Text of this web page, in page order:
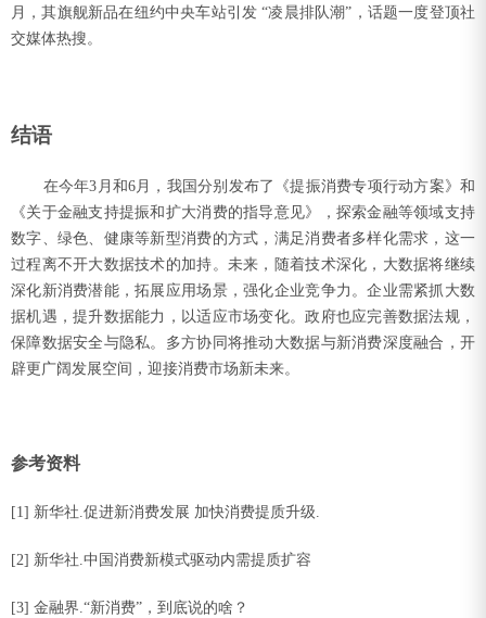
月，其旗舰新品在纽约中央车站引发 “凌晨排队潮”，话题一度登顶社
交媒体热搜。
结语
在今年3月和6月，我国分别发布了《提振消费专项行动方案》和
《关于金融支持提振和扩大消费的指导意见》，探索金融等领域支持
数字、绿色、健康等新型消费的方式，满足消费者多样化需求，这一
过程离不开大数据技术的加持。未来，随着技术深化，大数据将继续
深化新消费潜能，拓展应用场景，强化企业竞争力。企业需紧抓大数
据机遇，提升数据能力，以适应市场变化。政府也应完善数据法规，
保障数据安全与隐私。多方协同将推动大数据与新消费深度融合，开
辟更广阔发展空间，迎接消费市场新未来。
参考资料
[1] 新华社.促进新消费发展 加快消费提质升级.
[2] 新华社.中国消费新模式驱动内需提质扩容
[3] 金融界.“新消费”，到底说的啥？